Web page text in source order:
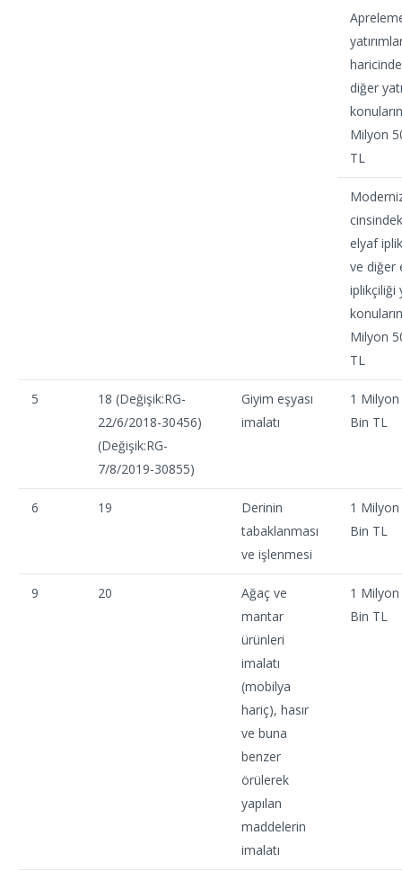
diğer
Milyon
TL
elyaf
ve diğer
iplikçiliği
Milyon
TL
5
18 (Değişik:RG-
22/6/2018-30456)
(Değişik:RG-
7/8/2019-30855)
Giyim eşyası
imalatı
1
Bin TL
6 19
Derinin
tabaklanması
ve işlenmesi
1
Bin TL
9 20
Ağaç ve
mantar
ürünleri
imalatı
(mobilya
hariç), hasır
ve buna
benzer
örülerek
yapılan
maddelerin
imalatı
1
Bin TL